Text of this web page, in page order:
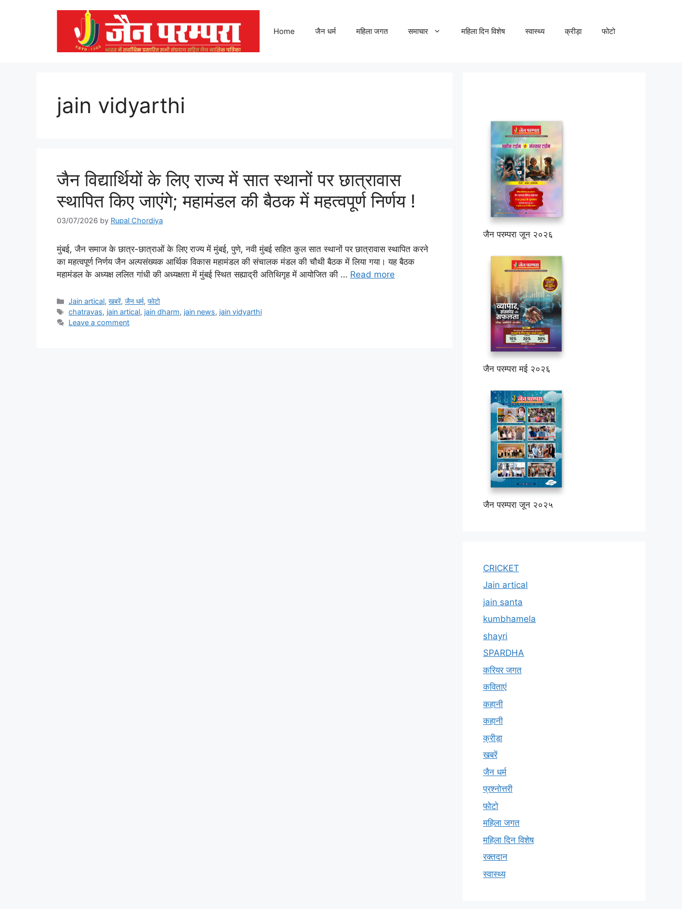
Home जैन धर्म महिला जगत समाचार महिला दिन विशेष स्वास्थ्य क्रीड़ा फोटो
jain vidyarthi
जैन विद्यार्थियों के लिए राज्य में सात स्थानों पर छात्रावास
स्थापित किए जाएंगे; महामंडल की बैठक में महत्वपूर्ण निर्णय !
03/07/2026 by Rupal Chordiya
मुंबई, जैन समाज के छात्र-छात्राओं के लिए राज्य में मुंबई, पुणे, नवी मुंबई सहित कुल सात स्थानों पर छात्रावास स्थापित करने
का महत्वपूर्ण निर्णय जैन अल्पसंख्यक आर्थिक विकास महामंडल की संचालक मंडल की चौथी बैठक में लिया गया। यह बैठक
महामंडल के अध्यक्ष ललित गांधी की अध्यक्षता में मुंबई स्थित सह्याद्री अतिथिगृह में आयोजित की … Read more
Categories
Jain artical,खबरें,जैन धर्म,फोटो
Tags
chatravas, jain artical, jain dharm, jain news, jain vidyarthi
Leave a comment
जैन परम्परा जून २०२६
जैन परम्परा मई २०२६
जैन परम्परा जून २०२५
CRICKET
Jain artical
jain santa
kumbhamela
shayri
SPARDHA
करियर जगत
कविताएं
कहानी
कहानी
क्रीड़ा
खबरें
जैन धर्म
प्रश्नोत्तरी
फोटो
महिला जगत
महिला दिन विशेष
रक्तदान
स्वास्थ्य